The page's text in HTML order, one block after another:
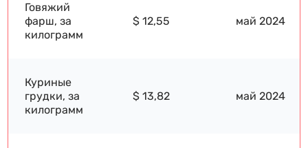
Говяжий
фарш, за
килограмм
$ 12,55 май 2024
Куриные
грудки, за
килограмм
$ 13,82 май 2024